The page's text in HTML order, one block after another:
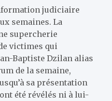
judiciaire
semaines. La
supercherie
victimes qui
Baptiste Dzilan alias
de la semaine,
sa présentation
été révélés ni à lui-